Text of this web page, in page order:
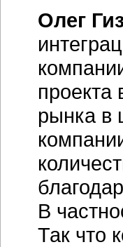
Олег
проекта
рынка в
В
Так что